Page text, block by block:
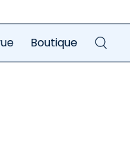
Boutique